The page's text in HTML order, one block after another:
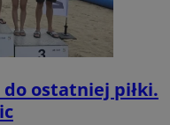
ostatniej piłki.